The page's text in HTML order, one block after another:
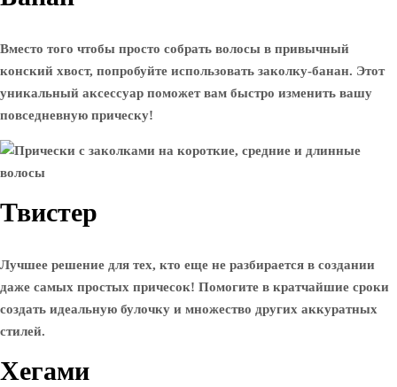
Вместо того чтобы просто собрать волосы в привычный
конский хвост, попробуйте использовать заколку-банан. Этот
уникальный аксессуар поможет вам быстро изменить вашу
повседневную прическу!
Твистер
Лучшее решение для тех, кто еще не разбирается в создании
даже самых простых причесок! Помогите в кратчайшие сроки
создать идеальную булочку и множество других аккуратных
стилей.
Хегами